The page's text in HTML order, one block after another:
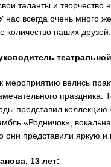
таланты и
нас всегда очень много
количество наших
велись
представил
«Родничок»,
они представили яркую
13 лет: